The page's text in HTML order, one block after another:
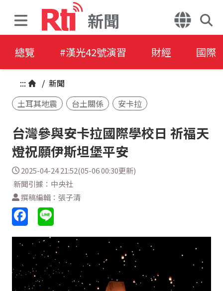
新聞
總覽 #漢光42號演習 財經 國際
::: / 新聞
土耳其地震
台土關係 安卡拉
台灣參與安卡拉國際學校日 祈福天
燈祝願伊斯坦堡平安
2025-04-24 21:52(05-06 00:30更新)
新聞引據：中央社
撰稿編輯：張子清